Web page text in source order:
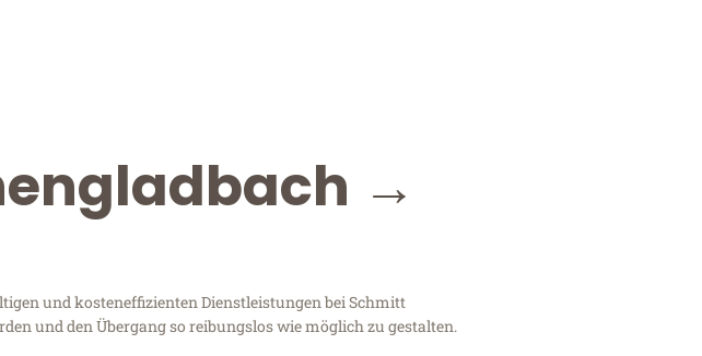
→
und kosteneffizienten Dienstleistungen bei Schmitt
und den Übergang so reibungslos wie möglich zu gestalten.